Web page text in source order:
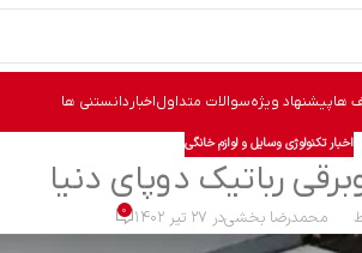
هاپیشنهاد ویژهسوالات متداولاخبار دانستنی ها
اخبار تکنولوژی وسایل و لوازم خانگی
رباتیک دوپای دنیا
محمدرضا بخشیدر ۲۷ تیر ۱۴۰۲ 0